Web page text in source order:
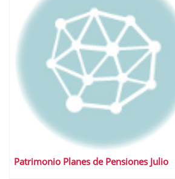
Patrimonio Planes de Pensiones Julio